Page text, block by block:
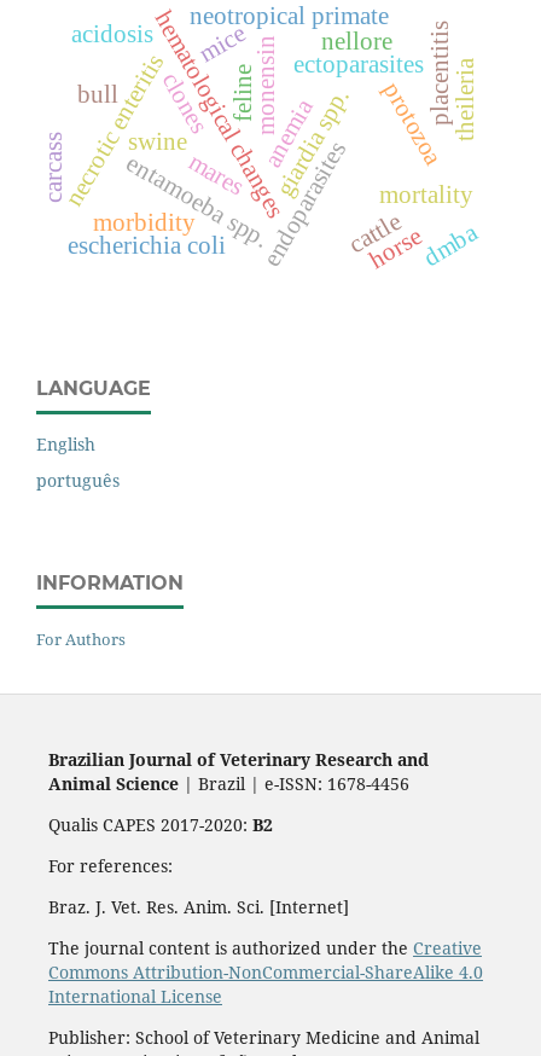
hematological changesectoparasites
endoparasites
monensin protozoa
neotropical primate
entamoeba spp.
necrotic enteritis giardia spp.
clones
morbidity
placentitis
mares mortality
feline
cattle
theileria
anemia
acidosis
escherichia coli
swine
horse
nellore
bull
dmba
mice
carcass
LANGUAGE
English
português
INFORMATION
For Authors
Brazilian Journal of Veterinary Research and
Animal Science| Brazil | e-ISSN: 1678-4456
Qualis CAPES 2017-2020: B2
For references:
Braz. J. Vet. Res. Anim. Sci. [Internet]
The journal content is authorized under the Creative
Commons Attribution-NonCommercial-ShareAlike 4.0
International License
Publisher: School of Veterinary Medicine and Animal